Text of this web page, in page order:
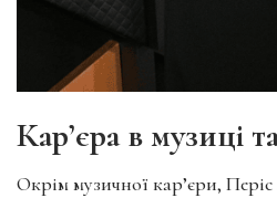
Кар’єра в музиці
Окрім музичної кар’єри,